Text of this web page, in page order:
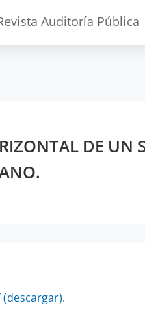
Auditoría Pública
DE UN